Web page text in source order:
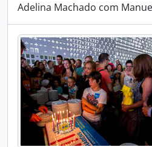
Adelina Machado com